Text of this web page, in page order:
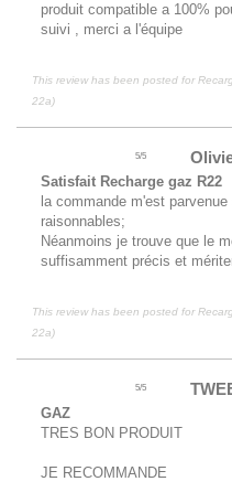
produit compatible a 100%
suivi , merci a l'équipe
This review has been posted for
22a)
5/5
Satisfait Recharge gaz R22
la commande m'est
raisonnables;
Néanmoins je trouve que le
suffisamment précis et
This review has been posted for
22a)
5/5
GAZ
TRES BON PRODUIT
JE RECOMMANDE